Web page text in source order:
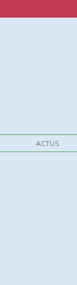
ACTUS